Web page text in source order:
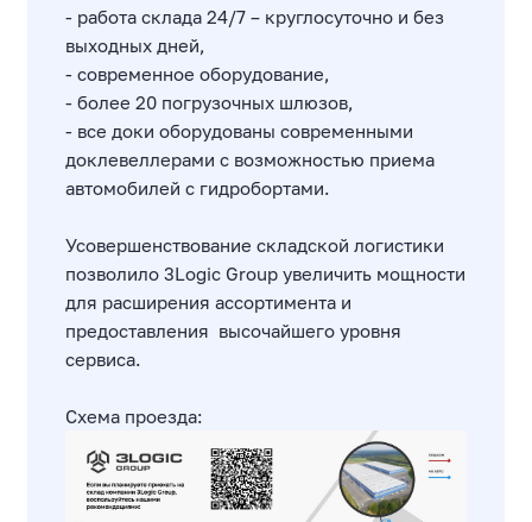
- работа склада 24/7 – круглосуточно и без
выходных дней,
- современное оборудование,
- более 20 погрузочных шлюзов,
- все доки оборудованы современными
доклевеллерами с возможностью приема
автомобилей с гидробортами.
Усовершенствование складской логистики
позволило 3Logic Group увеличить мощности
для расширения ассортимента и
предоставления высочайшего уровня
сервиса.
Схема проезда: